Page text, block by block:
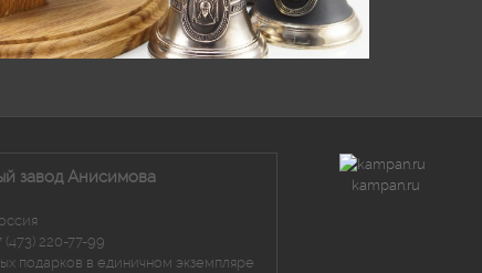
завод Анисимова
(473) 220-77-99
подарков в единичном экземпляре
kampan.ru